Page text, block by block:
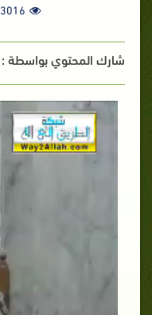
3016
شارك المحتوي بواسطة :